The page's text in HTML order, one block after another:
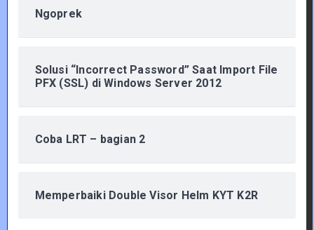
Ngoprek
Solusi “Incorrect Password” Saat Import File
PFX (SSL) di Windows Server 2012
Coba LRT – bagian 2
Memperbaiki Double Visor Helm KYT K2R